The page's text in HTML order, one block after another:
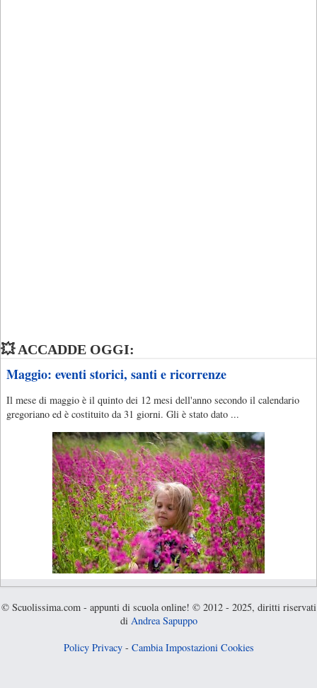
💥 ACCADDE OGGI:
Maggio: eventi storici, santi e ricorrenze
Il mese di maggio è il quinto dei 12 mesi dell'anno secondo il calendario
gregoriano ed è costituito da 31 giorni. Gli è stato dato ...
© Scuolissima.com - appunti di scuola online! © 2012 - 2025, diritti riservati
di Andrea Sapuppo
Policy Privacy- Cambia Impostazioni Cookies